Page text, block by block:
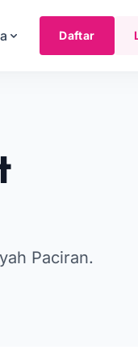
Daftar
Paciran.